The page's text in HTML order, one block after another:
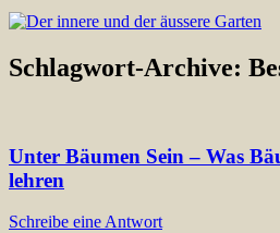
Schlagwort-Archive:
Unter Bäumen Sein – Was
lehren
Schreibe eine Antwort